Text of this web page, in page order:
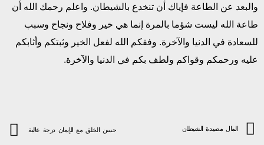
والبعد عن الطاعة فإياك أن تنخدع بالشيطان. واعلم رحمك الله أن
طاعة الله ليست شؤما بالمرة إنما هي خير وفلاح ونجاح وسبب
للسعادة في الدنيا والآخرة. وفقكم الله لفعل الخير وثبتكم وأثابكم
عليه ورحمكم وقواكم ولطف بكم في الدنيا والآخرة.
المال مصيدة الشيطان حسن الخلق مع الإيمان درجة عالية